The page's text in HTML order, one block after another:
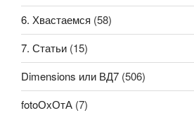
6. Хвастаемся (58)
7. Статьи (15)
Dimensions или ВД7 (506)
fotoОхОтА (7)